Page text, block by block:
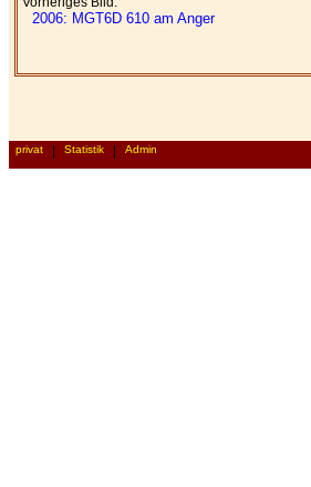
2006: MGT6D 610 am Anger
privat Statistik Admin